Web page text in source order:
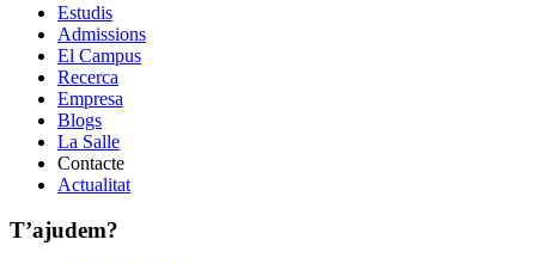
Estudis
Admissions
El Campus
Recerca
Empresa
Blogs
La Salle
Contacte
Actualitat
T’ajudem?